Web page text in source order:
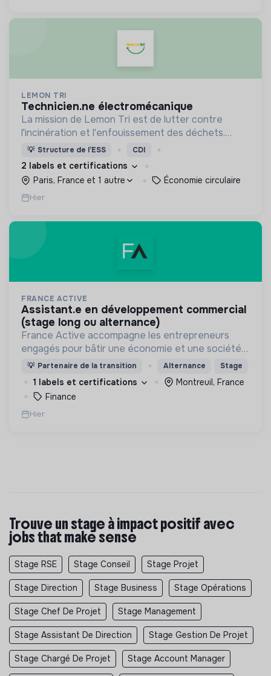
LEMON TRI
technicien.ne électromécanique
La mission de Lemon Tri est de lutter contre
l'incinération et l'enfouissement des déchets.
Adoptez les bons zestes à nos côtés !
💡 Structure de l’ESS CDI
2 labels et certifications
Paris, France et 1 autre
Économie circulaire
Hier
FRANCE ACTIVE
assistant.e en développement commercial
(stage long ou alternance)
France Active accompagne les entrepreneurs
engagés pour bâtir une économie et une société
plus inclusive et plus durable.
💡 Partenaire de la transition Alternance Stage
1 labels et certifications
Montreuil, France
Finance
Hier
Trouve un stage à impact positif avec
jobs that make sense
Stage RSE Stage Conseil Stage Projet
Stage Direction Stage Business Stage Opérations
Stage Chef De Projet Stage Management
Stage Assistant De Direction Stage Gestion De Projet
Stage Chargé De Projet Stage Account Manager